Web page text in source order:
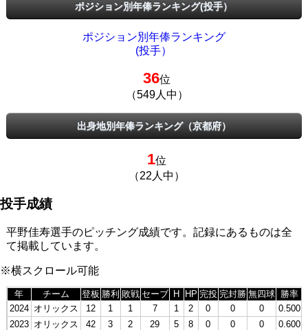
ポジション別年俸ランキング(投手）
ポジション別年俸ランキング
(投手）
36位
（549人中）
出身地別年俸ランキング（京都府）
1位
（22人中）
投手成績
平野佳寿選手のピッチング成績です。記録にあるものは全
て掲載しています。
※横スクロール可能
年 チーム 登板 勝利 敗戦 セーブ H HP 完投 完封勝 無四球 勝率
2024 オリックス 12 1 1 7 1 2 0 0 0 0.500
2023 オリックス 42 3 2 29 5 8 0 0 0 0.600